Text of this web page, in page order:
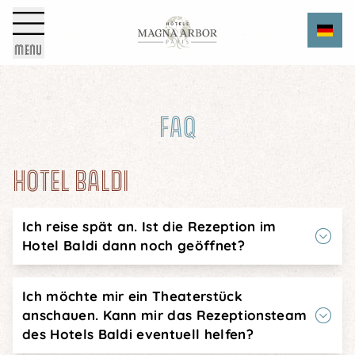
MENU
DIE GRUPPE
UNSER NACHHALTIGES
ENGAGEMENT
FOTOGALERIE
AKTUELLES
FAQ
Wähle dein hotel aus
Anzahl der personen
- +
Gutscheincode
FAQ
HOTEL BALDI
Ich reise spät an. Ist die Rezeption im
Hotel Baldi dann noch geöffnet?
allen Wochentagen geöffnet. Denken Sie aber
daran, uns über Ihre verspätete Ankunft zu
informieren, damit wir Ihren Check-in
Ich möchte mir ein Theaterstück
anschauen. Kann mir das Rezeptionsteam
des Hotels Baldi eventuell helfen?
Cookie-Einstellungen